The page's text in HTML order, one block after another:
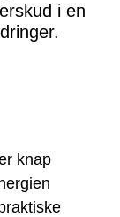
i en
knap